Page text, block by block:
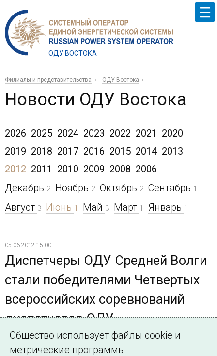
ОДУ ВОСТОКА
Филиалы и представительства ОДУ Востока
Новости ОДУ Востока
2026 2025 2024 2023 2022 2021
2020
2019 2018 2017 2016 2015 2014 2013
2012
Декабрь 2 Ноябрь 2 Октябрь 2 Сентябрь 1
Август 3 Июнь 1 Май 3 Март 1 Январь 1
2011 2010 2009 2008 2006
05.06.2012 15:00
Диспетчеры ОДУ Средней Волги
стали победителями Четвертых
всероссийских соревнований
диспетчеров ОДУ
1 июня в Хабаровске завершились четвертые
Всероссийские соревнования профессионального
Общество использует файлы cookie и
метрические программы